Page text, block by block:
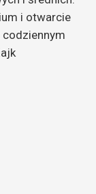
i otwarcie